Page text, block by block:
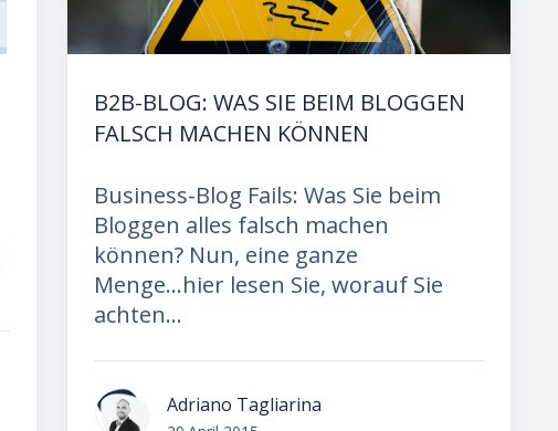
B2B-BLOG: WAS SIE BEIM BLOGGEN
FALSCH MACHEN KÖNNEN
Business-Blog Fails: Was Sie beim
Bloggen alles falsch machen
können? Nun, eine ganze
Menge...hier lesen Sie, worauf Sie
achten...
Adriano Tagliarina